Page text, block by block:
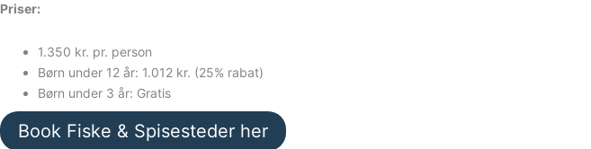
Priser:
1.350 kr. pr. person
Børn under 12 år: 1.012 kr. (25% rabat)
Børn under 3 år: Gratis
Book Fiske & Spisesteder her